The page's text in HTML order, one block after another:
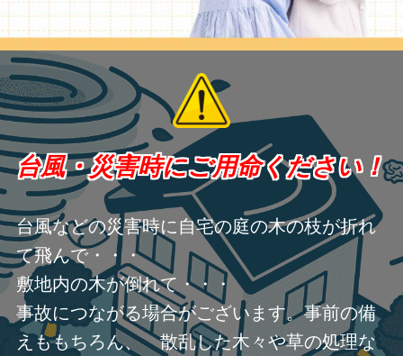
台風・災害時にご用命ください！
台風などの災害時に自宅の庭の木の枝が折れ
て飛んで・・・
敷地内の木が倒れて・・・
事故につながる場合がございます。事前の備
えももちろん、 散乱した木々や草の処理な